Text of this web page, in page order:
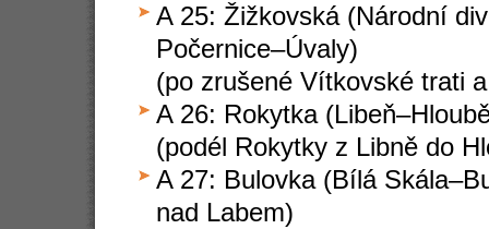
A 25: Žižkovská (Národní
Počernice–Úvaly)
(po zrušené Vítkovské trati
A 26: Rokytka
(podél Rokytky z Libně do
A 27: Bulovka (Bílá
nad Labem)